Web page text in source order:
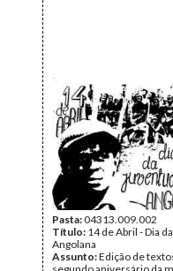
Pasta:04313.009.002
Título: 14 de Abril - Dia
Angolana
Assunto:Edição de